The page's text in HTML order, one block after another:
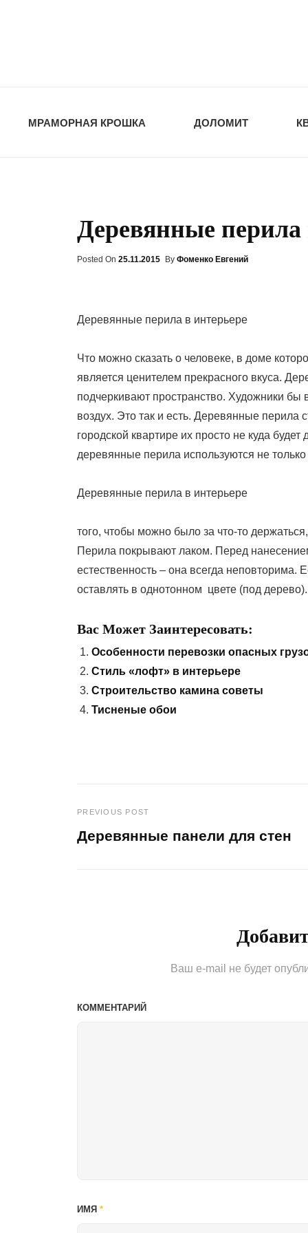
МРАМОРНАЯ КРОШКА ДОЛОМИТ
Деревянные перила
Posted On Posted
25.11.2015 By Фоменко Евгений
Деревянные перила в интерьере
Что можно сказать о человеке, в доме
является ценителем прекрасного вкуса.
подчеркивают пространство. Художники бы
воздух. Это так и есть. Деревянные перила
городской квартире их просто не куда
деревянные перила используются не
Деревянные перила в интерьере
того, чтобы можно было за что-то
Перила покрывают лаком. Перед
естественность – она всегда неповторима.
оставлять в однотонном цвете (под дерево).
Вас Может Заинтересовать:
Особенности перевозки опасных
Стиль «лофт» в интерьере
Строительство камина советы
Тисненые обои
Навигация
PREVIOUS POST
Деревянные панели для стен
Ваш e-mail не будет
КОММЕНТАРИЙ
ИМЯ *